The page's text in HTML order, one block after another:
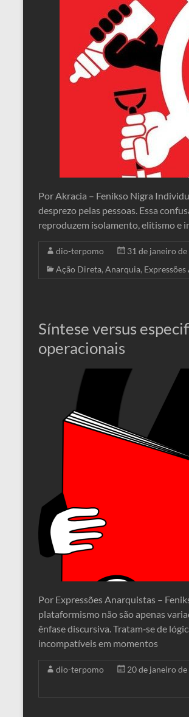
Por Akracia – Fenikso Nigra
desprezo pelas pessoas. Essa
reproduzem isolamento, elitismo e
dio-terpomo
31 de janeiro
Ação Direta, Anarquia,
Síntese versus
operacionais
Por Expressões Anarquistas –
plataformismo não são apenas
ênfase discursiva. Tratam‑se de
incompatíveis em momentos
dio-terpomo 20 de janeiro